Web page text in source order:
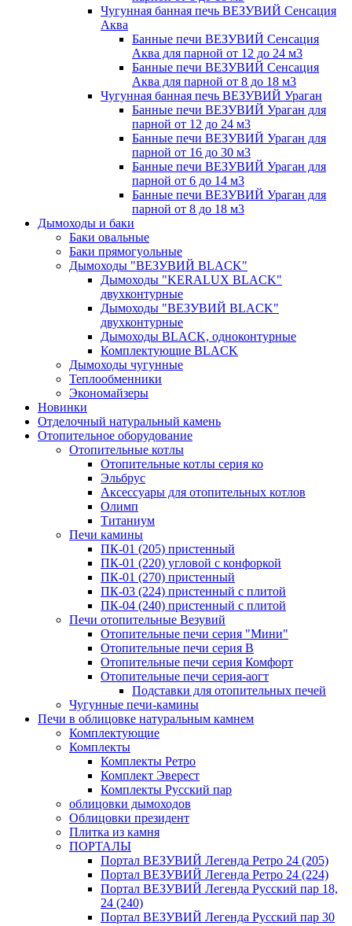
Чугунная банная печь ВЕЗУВИЙ Сенсация
Аква
Банные печи ВЕЗУВИЙ Сенсация
Аква для парной от 12 до 24 м3
Банные печи ВЕЗУВИЙ Сенсация
Аква для парной от 8 до 18 м3
Чугунная банная печь ВЕЗУВИЙ Ураган
Банные печи ВЕЗУВИЙ Ураган для
парной от 12 до 24 м3
Банные печи ВЕЗУВИЙ Ураган для
парной от 16 до 30 м3
Банные печи ВЕЗУВИЙ Ураган для
парной от 6 до 14 м3
Банные печи ВЕЗУВИЙ Ураган для
парной от 8 до 18 м3
Дымоходы и баки
Баки овальные
Баки прямогуольные
Дымоходы "ВЕЗУВИЙ BLACK"
Дымоходы "KERALUX BLACK"
двухконтурные
Дымоходы "ВЕЗУВИЙ BLACK"
двухконтурные
Дымоходы BLACK, одноконтурные
Комплектующие BLACK
Дымоходы чугунные
Теплообменники
Экономайзеры
Новинки
Отделочный натуральный камень
Отопительное оборудование
Отопительные котлы
Отопительные котлы серия ко
Эльбрус
Аксессуары для отопительных котлов
Олимп
Титаниум
Печи камины
ПК-01 (205) пристенный
ПК-01 (220) угловой с конфоркой
ПК-01 (270) пристенный
ПК-03 (224) пристенный с плитой
ПК-04 (240) пристенный с плитой
Печи отопительные Везувий
Отопительные печи серия "Мини"
Отопительные печи серия В
Отопительные печи серия Комфорт
Отопительные печи серия-аогт
Подставки для отопительных печей
Чугунные печи-камины
Печи в облицовке натуральным камнем
Комплектующие
Комплекты
Комплекты Ретро
Комплект Эверест
Комплекты Русский пар
облицовки дымоходов
Облицовки президент
Плитка из камня
ПОРТАЛЫ
Портал ВЕЗУВИЙ Легенда Ретро 24 (205)
Портал ВЕЗУВИЙ Легенда Ретро 24 (224)
Портал ВЕЗУВИЙ Легенда Русский пар 18,
24 (240)
Портал ВЕЗУВИЙ Легенда Русский пар 30